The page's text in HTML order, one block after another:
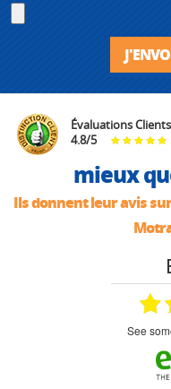
Évaluations Clients
4.8/5
mieux
Ils donnent leur avis
see